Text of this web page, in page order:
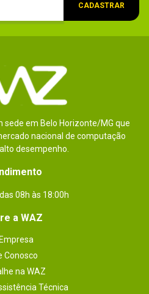
CADASTRAR
sede em Belo Horizonte/MG que
nacional de computação
desempenho.
08h às 18:00h
a WAZ
Conosco
na WAZ
Técnica